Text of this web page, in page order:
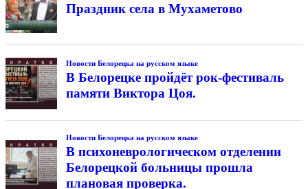
Праздник села в Мухаметово
Новости Белорецка на русском языке
В Белорецке пройдёт рок-фестиваль
памяти Виктора Цоя.
Новости Белорецка на русском языке
В психоневрологическом отделении
Белорецкой больницы прошла
плановая проверка.